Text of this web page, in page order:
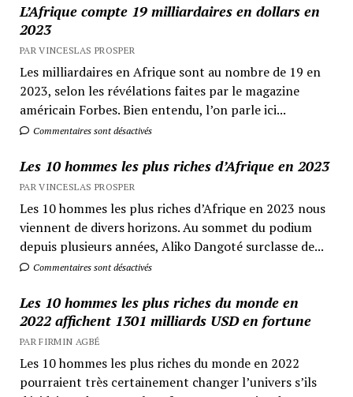
L’Afrique compte 19 milliardaires en dollars en
2023
PAR VINCESLAS PROSPER
Les milliardaires en Afrique sont au nombre de 19 en
2023, selon les révélations faites par le magazine
américain Forbes. Bien entendu, l’on parle ici...
Commentaires sont désactivés
Les 10 hommes les plus riches d’Afrique en 2023
PAR VINCESLAS PROSPER
Les 10 hommes les plus riches d’Afrique en 2023 nous
viennent de divers horizons. Au sommet du podium
depuis plusieurs années, Aliko Dangoté surclasse de...
Commentaires sont désactivés
Les 10 hommes les plus riches du monde en
2022 affichent 1301 milliards USD en fortune
PAR FIRMIN AGBÉ
Les 10 hommes les plus riches du monde en 2022
pourraient très certainement changer l’univers s’ils